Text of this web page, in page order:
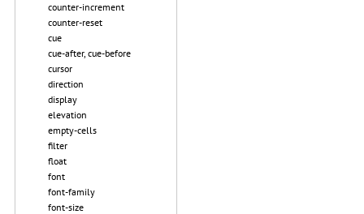
counter-increment
counter-reset
cue
cue-after, cue-before
cursor
direction
display
elevation
empty-cells
filter
float
font
font-family
font-size